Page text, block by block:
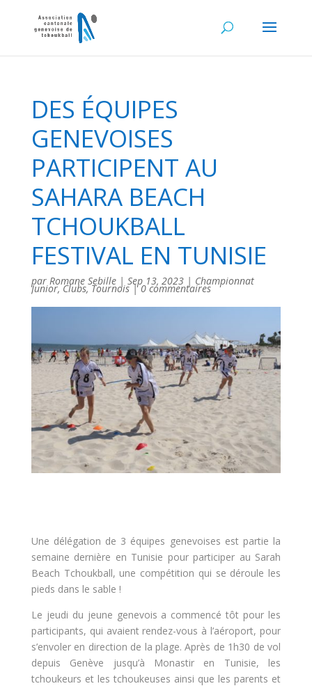
DES ÉQUIPES
GENEVOISES
PARTICIPENT AU
SAHARA BEACH
TCHOUKBALL
FESTIVAL EN TUNISIE
par Romane Sebille| Sep 13, 2023| Championnat
Junior,Clubs,Tournois|0 commentaires
Une délégation de 3 équipes genevoises est partie la
semaine dernière en Tunisie pour participer au Sarah
Beach Tchoukball, une compétition qui se déroule les
pieds dans le sable !
Le jeudi du jeune genevois a commencé tôt pour les
participants, qui avaient rendez-vous à l’aéroport, pour
s’envoler en direction de la plage. Après de 1h30 de vol
depuis Genève jusqu’à Monastir en Tunisie, les
tchoukeurs et les tchoukeuses ainsi que les parents et